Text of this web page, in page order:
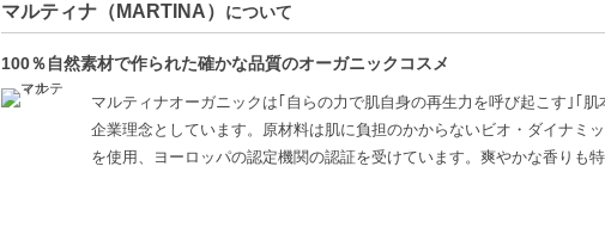
マルティナ（MARTINA） について
100％自然素材で作られた確かな品質のオーガニックコスメ
マルティナオーガニックは｢自らの力で肌自身の再生力を呼び起こす｣｢
企業理念としています。原材料は肌に負担のかからないビオ・ダイナミ
を使用、ヨーロッパの認定機関の認証を受けています。爽やかな香りも特